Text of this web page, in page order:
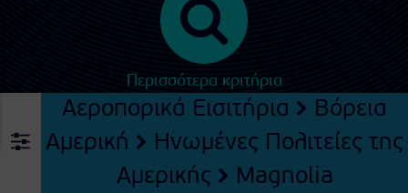
Περισσότερα κριτήρια
Αεροπορικά Εισιτήρια
Βόρεια
Αμερική
Ηνωμένες Πολιτείες της
Αμερικής
Magnolia